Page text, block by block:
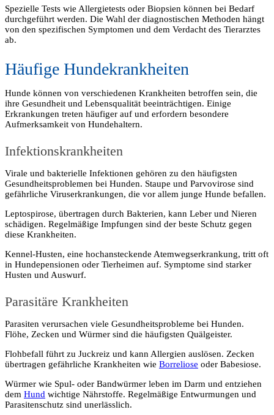
Spezielle Tests wie Allergietests oder Biopsien können bei Bedarf
durchgeführt werden. Die Wahl der diagnostischen Methoden hängt
von den spezifischen Symptomen und dem Verdacht des Tierarztes
ab.
Häufige Hundekrankheiten
Hunde können von verschiedenen Krankheiten betroffen sein, die
ihre Gesundheit und Lebensqualität beeinträchtigen. Einige
Erkrankungen treten häufiger auf und erfordern besondere
Aufmerksamkeit von Hundehaltern.
Infektionskrankheiten
Virale und bakterielle Infektionen gehören zu den häufigsten
Gesundheitsproblemen bei Hunden. Staupe und Parvovirose sind
gefährliche Viruserkrankungen, die vor allem junge Hunde befallen.
Leptospirose, übertragen durch Bakterien, kann Leber und Nieren
schädigen. Regelmäßige Impfungen sind der beste Schutz gegen
diese Krankheiten.
Kennel-Husten, eine hochansteckende Atemwegserkrankung, tritt oft
in Hundepensionen oder Tierheimen auf. Symptome sind starker
Husten und Auswurf.
Parasitäre Krankheiten
Parasiten verursachen viele Gesundheitsprobleme bei Hunden.
Flöhe, Zecken und Würmer sind die häufigsten Quälgeister.
Flohbefall führt zu Juckreiz und kann Allergien auslösen. Zecken
übertragen gefährliche Krankheiten wie Borreliose oder Babesiose.
Würmer wie Spul- oder Bandwürmer leben im Darm und entziehen
dem Hund wichtige Nährstoffe. Regelmäßige Entwurmungen und
Parasitenschutz sind unerlässlich.